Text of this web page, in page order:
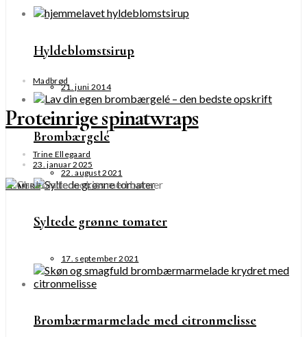
Hyldeblomstsirup
21. juni 2014
Brombærgelé
22. august 2021
Syltede grønne tomater
17. september 2021
Brombærmarmelade med citronmelisse
Madbrød
Proteinrige spinatwraps
Trine Ellegaard
23. januar 2025
SE MERE